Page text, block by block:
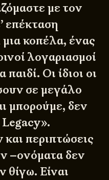
με τον
επέκταση
κοπέλα, ένας
λογαριασμοί
Οι ίδιοι οι
σε μεγάλο
μπορούμε, δεν
Legacy».
περιπτώσεις
–ονόματα δεν
θίγω. Είναι